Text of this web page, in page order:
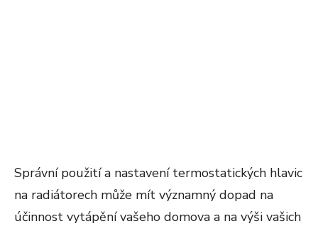
Správní použití a nastavení termostatických hlavic
na radiátorech může mít významný dopad na
účinnost vytápění vašeho domova a na výši vašich